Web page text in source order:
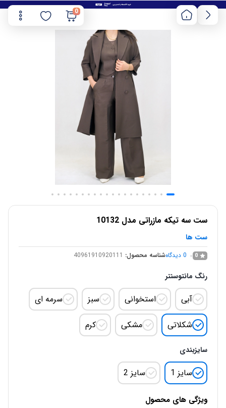
0
ست سه تیکه مازراتی مدل 10132
ست ها
0
0 دیدگاهشناسه محصول: 40961910920111
رنگ مانتوسنتر
آبی استخوانی سبز سرمه ای
شکلاتی مشکی کرم
سایزبندی
سایز 1 سایز 2
ویژگی های محصول